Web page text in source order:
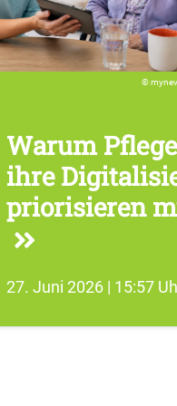
Warum
ihre
priorisieren
27. Juni 2026 | 15:57